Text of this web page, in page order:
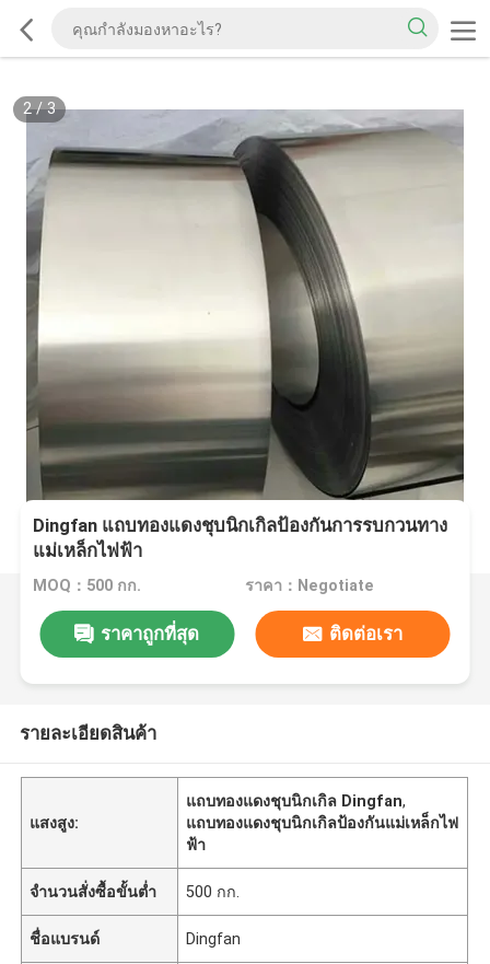
2/3
Dingfan แถบทองแดงชุบนิกเกิลป้องกันการรบกวนทาง
แม่เหล็กไฟฟ้า
MOQ：500 กก. ราคา：Negotiate
ราคาถูกที่สุด ติดต่อเรา
รายละเอียดสินค้า
แสงสูง:
แถบทองแดงชุบนิกเกิล Dingfan,
แถบทองแดงชุบนิกเกิลป้องกันแม่เหล็กไฟ
ฟ้า
จำนวนสั่งซื้อขั้นต่ำ 500 กก.
ชื่อแบรนด์ Dingfan